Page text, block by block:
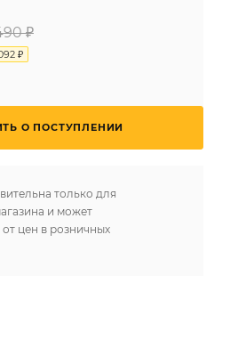
₽
₽
О ПОСТУПЛЕНИИ
только для
и может
от цен в розничных